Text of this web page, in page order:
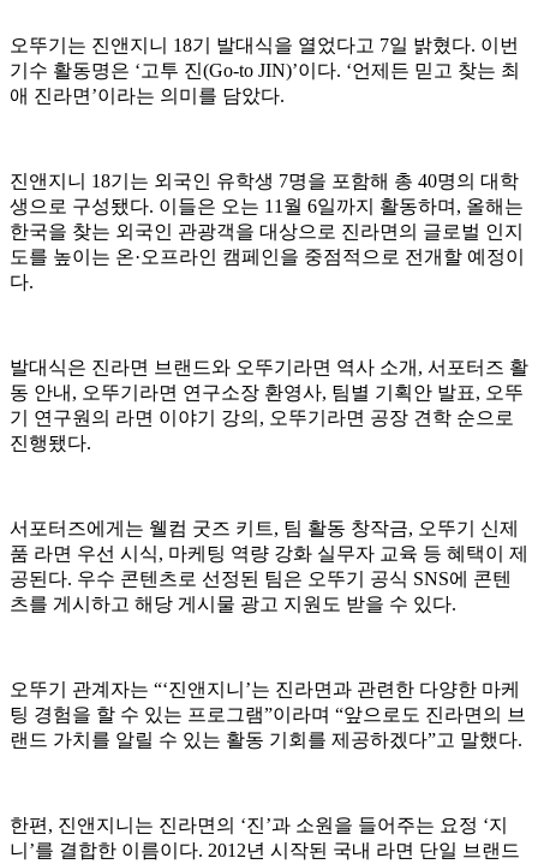
오뚜기는 진앤지니 18기 발대식을 열었다고 7일 밝혔다. 이번
기수 활동명은 ‘고투 진(Go-to JIN)’이다. ‘언제든 믿고 찾는 최
애 진라면’이라는 의미를 담았다.
진앤지니 18기는 외국인 유학생 7명을 포함해 총 40명의 대학
생으로 구성됐다. 이들은 오는 11월 6일까지 활동하며, 올해는
한국을 찾는 외국인 관광객을 대상으로 진라면의 글로벌 인지
도를 높이는 온·오프라인 캠페인을 중점적으로 전개할 예정이
다.
발대식은 진라면 브랜드와 오뚜기라면 역사 소개, 서포터즈 활
동 안내, 오뚜기라면 연구소장 환영사, 팀별 기획안 발표, 오뚜
기 연구원의 라면 이야기 강의, 오뚜기라면 공장 견학 순으로
진행됐다.
서포터즈에게는 웰컴 굿즈 키트, 팀 활동 창작금, 오뚜기 신제
품 라면 우선 시식, 마케팅 역량 강화 실무자 교육 등 혜택이 제
공된다. 우수 콘텐츠로 선정된 팀은 오뚜기 공식 SNS에 콘텐
츠를 게시하고 해당 게시물 광고 지원도 받을 수 있다.
오뚜기 관계자는 “‘진앤지니’는 진라면과 관련한 다양한 마케
팅 경험을 할 수 있는 프로그램”이라며 “앞으로도 진라면의 브
랜드 가치를 알릴 수 있는 활동 기회를 제공하겠다”고 말했다.
한편, 진앤지니는 진라면의 ‘진’과 소원을 들어주는 요정 ‘지
니’를 결합한 이름이다. 2012년 시작된 국내 라면 단일 브랜드